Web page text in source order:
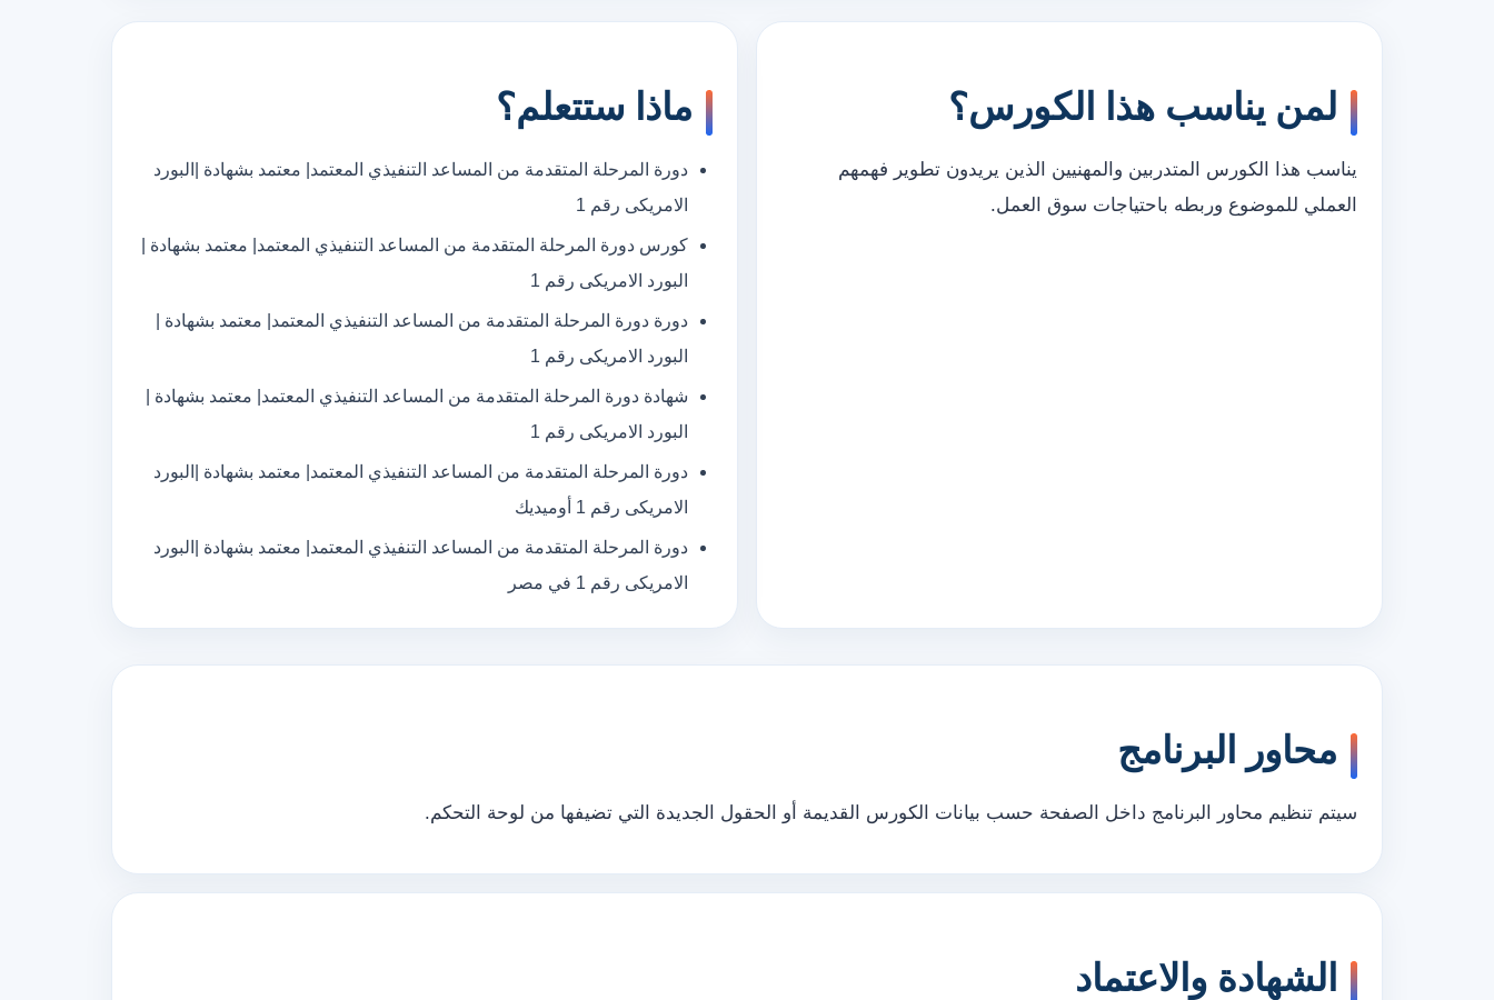
لمن يناسب هذا الكورس؟
يناسب هذا الكورس المتدربين والمهنيين الذين يريدون تطوير فهمهم
العملي للموضوع وربطه باحتياجات سوق العمل.
ماذا ستتعلم؟
دورة المرحلة المتقدمة من المساعد التنفيذي المعتمد| معتمد بشهادة |البورد
الامريكى رقم 1
كورس دورة المرحلة المتقدمة من المساعد التنفيذي المعتمد| معتمد بشهادة |
البورد الامريكى رقم 1
دورة دورة المرحلة المتقدمة من المساعد التنفيذي المعتمد| معتمد بشهادة |
البورد الامريكى رقم 1
شهادة دورة المرحلة المتقدمة من المساعد التنفيذي المعتمد| معتمد بشهادة |
البورد الامريكى رقم 1
دورة المرحلة المتقدمة من المساعد التنفيذي المعتمد| معتمد بشهادة |البورد
الامريكى رقم 1 أوميديك
دورة المرحلة المتقدمة من المساعد التنفيذي المعتمد| معتمد بشهادة |البورد
الامريكى رقم 1 في مصر
محاور البرنامج
سيتم تنظيم محاور البرنامج داخل الصفحة حسب بيانات الكورس القديمة أو الحقول الجديدة التي تضيفها من لوحة التحكم.
الشهادة والاعتماد